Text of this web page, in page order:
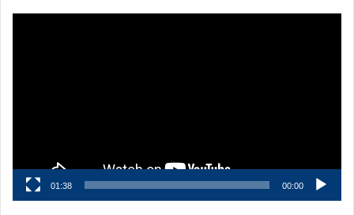
00:00
01:38